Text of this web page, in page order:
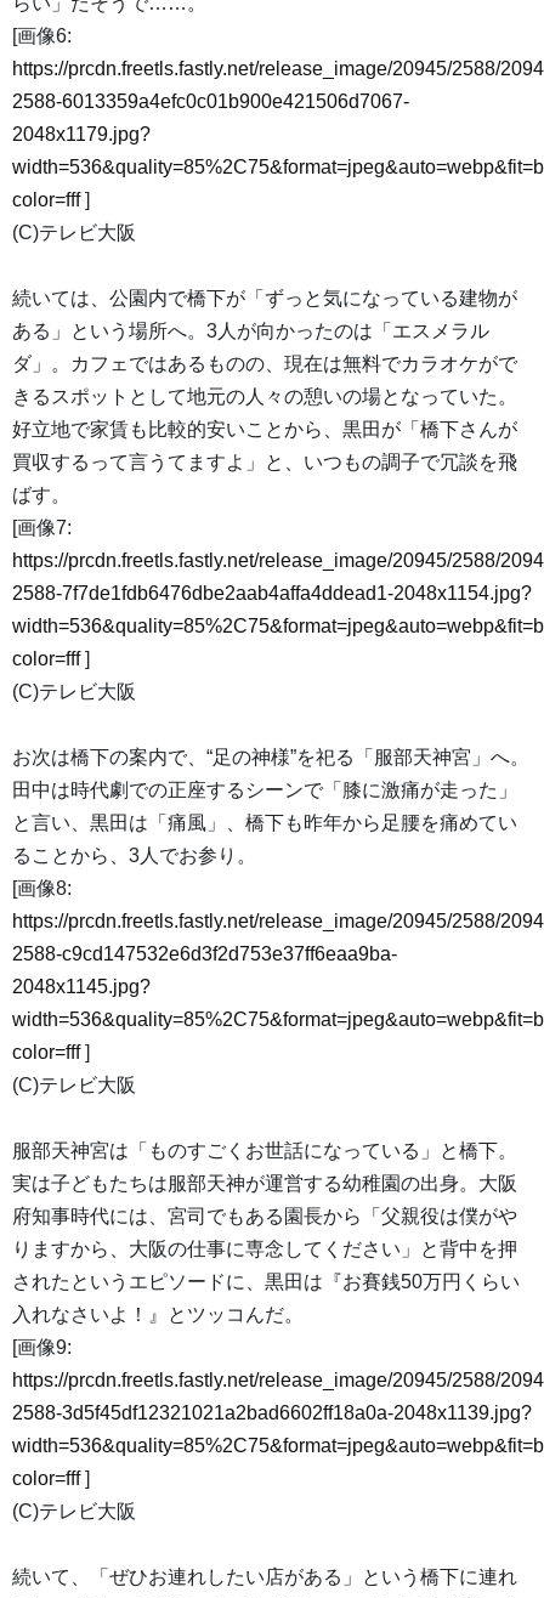
[画像6:
https://prcdn.freetls.fastly.net/release_image/20945/2588/
2588-6013359a4efc0c01b900e421506d7067-
2048x1179.jpg?
color=fff]
(C)テレビ大阪
続いては、公園内で橋下が「ずっと気になっている建物が
ある」という場所へ。3人が向かったのは「エスメラル
ダ」。カフェではあるものの、現在は無料でカラオケがで
きるスポットとして地元の人々の憩いの場となっていた。
好立地で家賃も比較的安いことから、黒田が「橋下さんが
買収するって言うてますよ」と、いつもの調子で冗談を飛
ばす。
[画像7:
https://prcdn.freetls.fastly.net/release_image/20945/2588/
2588-7f7de1fdb6476dbe2aab4affa4ddead1-2048x1154.jpg?
color=fff]
(C)テレビ大阪
お次は橋下の案内で、“足の神様”を祀る「服部天神宮」へ。
田中は時代劇での正座するシーンで「膝に激痛が走った」
と言い、黒田は「痛風」、橋下も昨年から足腰を痛めてい
ることから、3人でお参り。
[画像8:
https://prcdn.freetls.fastly.net/release_image/20945/2588/
2588-c9cd147532e6d3f2d753e37ff6eaa9ba-
2048x1145.jpg?
color=fff]
(C)テレビ大阪
服部天神宮は「ものすごくお世話になっている」と橋下。
実は子どもたちは服部天神が運営する幼稚園の出身。大阪
府知事時代には、宮司でもある園長から「父親役は僕がや
りますから、大阪の仕事に専念してください」と背中を押
されたというエピソードに、黒田は『お賽銭50万円くらい
入れなさいよ！』とツッコんだ。
[画像9:
https://prcdn.freetls.fastly.net/release_image/20945/2588/
2588-3d5f45df12321021a2bad6602ff18a0a-2048x1139.jpg?
color=fff]
(C)テレビ大阪
続いて、「ぜひお連れしたい店がある」という橋下に連れ